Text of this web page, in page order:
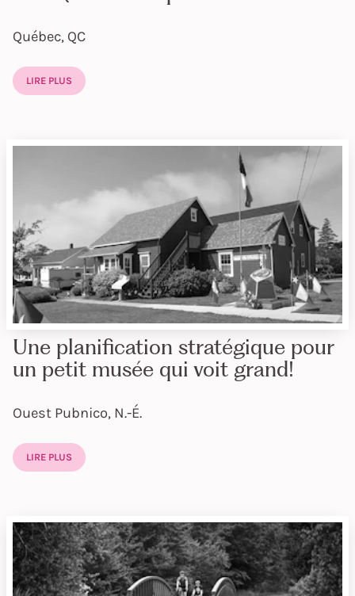
Québec, QC
LIRE PLUS
Une planification stratégique pour
un petit musée qui voit grand!
Ouest Pubnico, N.-É.
LIRE PLUS